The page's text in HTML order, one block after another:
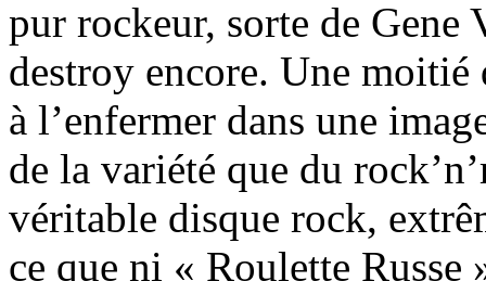
pur rockeur, sorte de Gene
destroy encore. Une moitié
à l’enfermer dans une
de la variété que du
véritable disque rock,
ce que ni « Roulette Russe